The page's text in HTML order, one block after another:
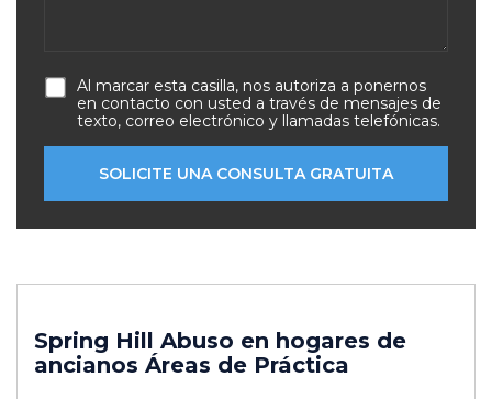
Al marcar esta casilla, nos autoriza a ponernos
en contacto con usted a través de mensajes de
texto, correo electrónico y llamadas telefónicas.
Spring Hill Abuso en hogares de
ancianos Áreas de Práctica